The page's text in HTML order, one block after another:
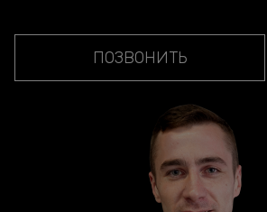
ПОЗВОНИТЬ